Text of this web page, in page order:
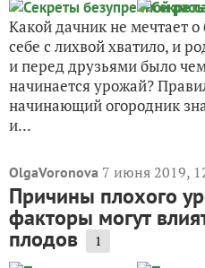
Какой дачник не мечтает
себе с лихвой хватило, и
и перед друзьями было
начинается урожай?
начинающий огородник
и...
OlgaVoronova 7 июня 2019,
Причины плохого
факторы могут
плодов 1